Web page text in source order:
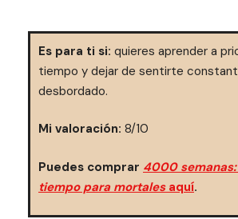
Es para ti si: quieres aprender a
tiempo y dejar de sentirte
desbordado.
Mi valoración: 8/10
Puedes comprar 4000
tiempo para mortalesaquí.